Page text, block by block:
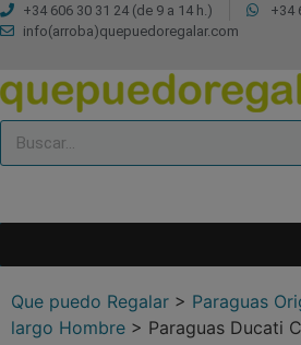
+34 606 30 31 24 (de 9 a 14 h.)
+34
info(arroba)quepuedoregalar.com
Que puedo Regalar > Paraguas
largo Hombre > Paraguas Ducati